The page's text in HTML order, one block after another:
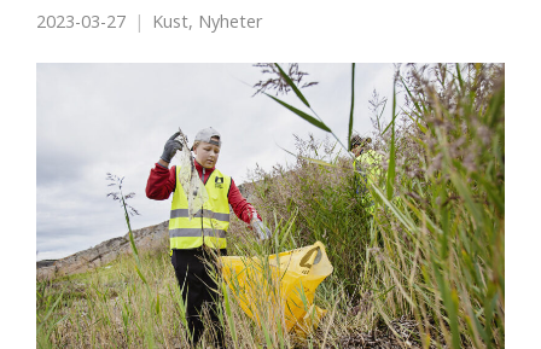
2023-03-27 Kust, Nyheter